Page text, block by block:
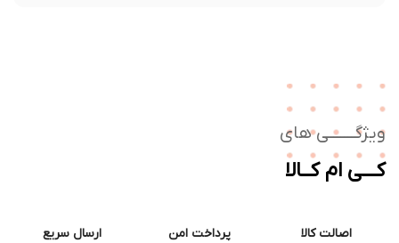
های
ام کــالا
اصالت کالا پرداخت امن ارسال سریع